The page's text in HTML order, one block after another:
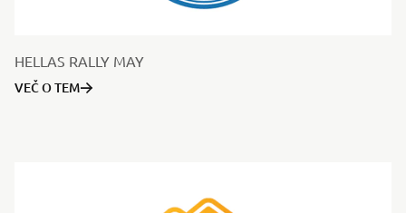
HELLAS RALLY MAY
VEČ O TEM